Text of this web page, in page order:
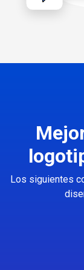
Los siguientes